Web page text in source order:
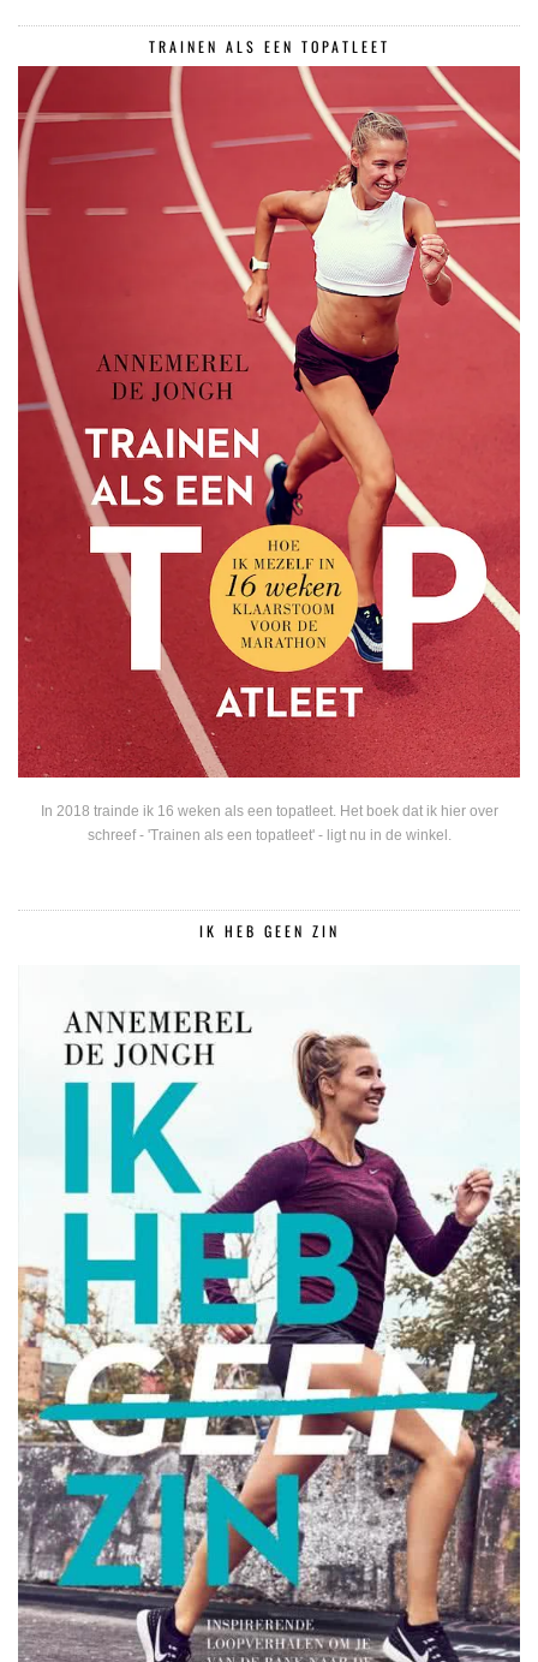
TRAINEN ALS EEN TOPATLEET
In 2018 trainde ik 16 weken als een topatleet. Het boek dat ik hier over
schreef - 'Trainen als een topatleet' - ligt nu in de winkel.
IK HEB GEEN ZIN